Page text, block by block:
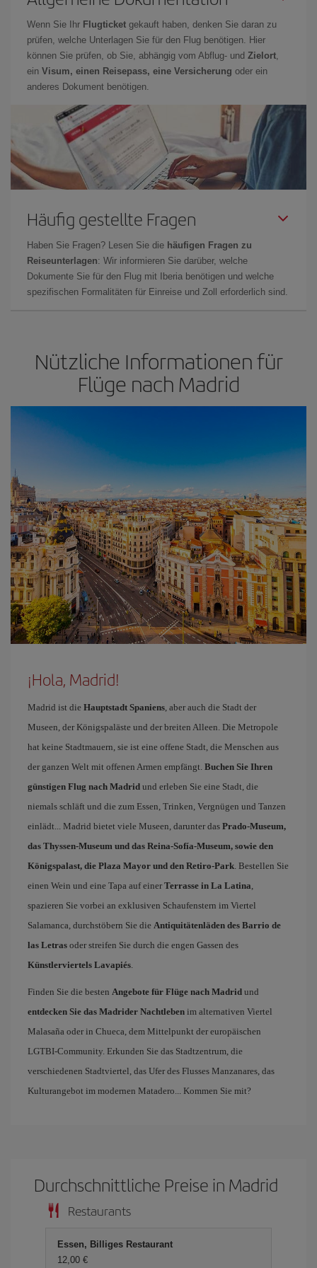
Wenn Sie Ihr Flugticket gekauft haben, denken Sie daran zu
prüfen, welche Unterlagen Sie für den Flug benötigen. Hier
können Sie prüfen, ob Sie, abhängig vom Abflug- und Zielort,
ein Visum, einen Reisepass, eine Versicherung oder ein
anderes Dokument benötigen.
Häufig gestellte Fragen
Haben Sie Fragen? Lesen Sie die häufigen Fragen zu
Reiseunterlagen: Wir informieren Sie darüber, welche
Dokumente Sie für den Flug mit Iberia benötigen und welche
spezifischen Formalitäten für Einreise und Zoll erforderlich sind.
Nützliche Informationen für
Flüge nach Madrid
¡Hola, Madrid!
Madrid ist die Hauptstadt Spaniens, aber auch die Stadt der
Museen, der Königspaläste und der breiten Alleen. Die Metropole
hat keine Stadtmauern, sie ist eine offene Stadt, die Menschen aus
der ganzen Welt mit offenen Armen empfängt. Buchen Sie Ihren
günstigen Flug nach Madrid und erleben Sie eine Stadt, die
niemals schläft und die zum Essen, Trinken, Vergnügen und Tanzen
einlädt... Madrid bietet viele Museen, darunter das Prado-Museum,
das Thyssen-Museum und das Reina-Sofía-Museum, sowie den
Königspalast, die Plaza Mayor und den Retiro-Park. Bestellen Sie
einen Wein und eine Tapa auf einer Terrasse in La Latina,
spazieren Sie vorbei an exklusiven Schaufenstern im Viertel
Salamanca, durchstöbern Sie die Antiquitätenläden des Barrio de
las Letras oder streifen Sie durch die engen Gassen des
Künstlerviertels Lavapiés.
Finden Sie die besten Angebote für Flüge nach Madrid und
entdecken Sie das Madrider Nachtleben im alternativen Viertel
Malasaña oder in Chueca, dem Mittelpunkt der europäischen
LGTBI-Community. Erkunden Sie das Stadtzentrum, die
verschiedenen Stadtviertel, das Ufer des Flusses Manzanares, das
Kulturangebot im modernen Matadero... Kommen Sie mit?
Durchschnittliche Preise in Madrid
Restaurants
Essen, Billiges Restaurant
12,00 €